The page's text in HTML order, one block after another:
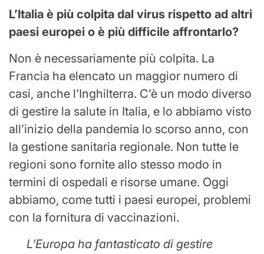
L’Italia è più colpita dal virus rispetto ad altri
paesi europei o è più difficile affrontarlo?
Non è necessariamente più colpita. La
Francia ha elencato un maggior numero di
casi, anche l’Inghilterra. C’è un modo diverso
di gestire la salute in Italia, e lo abbiamo visto
all’inizio della pandemia lo scorso anno, con
la gestione sanitaria regionale. Non tutte le
regioni sono fornite allo stesso modo in
termini di ospedali e risorse umane. Oggi
abbiamo, come tutti i paesi europei, problemi
con la fornitura di vaccinazioni.
L’Europa ha fantasticato di gestire